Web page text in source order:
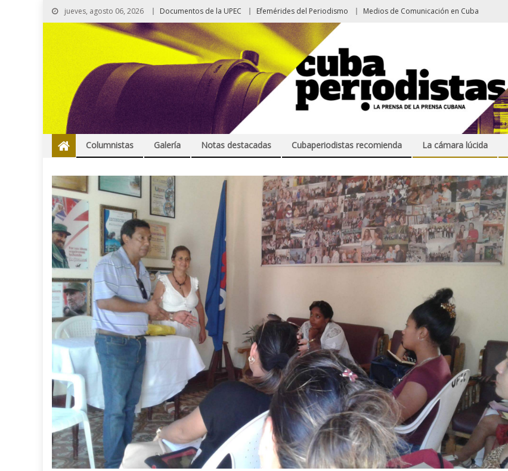
jueves, agosto 06, 2026 Documentos de la UPEC Efemérides del Periodismo Medios de Comunicación en Cuba
Columnistas Galería Notas destacadas Cubaperiodistas recomienda La cámara lúcida